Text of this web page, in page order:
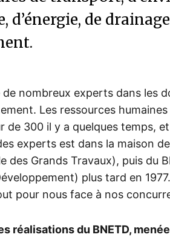
d’énergie, de
nombreux experts dans les
Les ressources
de 300 il y a quelques temps,
experts est dans la maison
des Grands Travaux), puis du
plus tard en
pour nous face à nos
réalisations du BNETD,